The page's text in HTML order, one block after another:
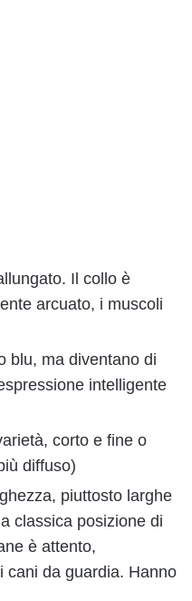
Il collo è
arcuato, i muscoli
blu, ma diventano di
intelligente
corto e fine o
diffuso)
piuttosto larghe
classica posizione di
è attento,
cani da guardia. Hanno